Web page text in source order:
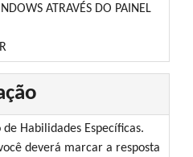
ATRAVÉS DO PAINEL
Habilidades Específicas.
deverá marcar a resposta